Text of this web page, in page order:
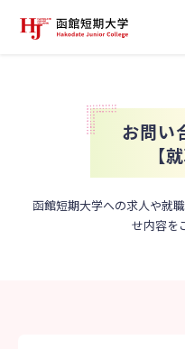
お問い
【
函館短期大学への求人や就
せ内容を